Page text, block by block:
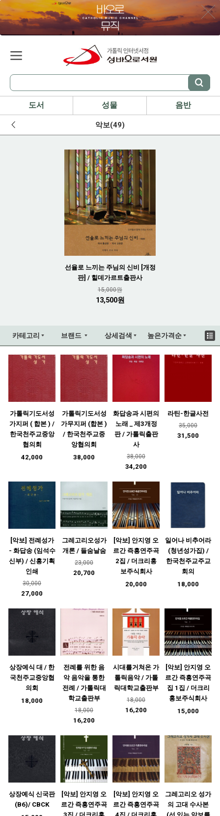
도서 성물 음반
악보(49)
선율로 느끼는 주님의 신비 [개정
판] / 힐데가르트출판사
15,000원
13,500원
카테고리 브랜드 상세검색 높은가격순
가톨릭기도서성
가지퍼 ( 합본 ) /
한국천주교중앙
협의회
42,000
가톨릭기도서성
가무지퍼 (합본 )
/ 한국천주교중
앙협의회
38,000
화답송과 시편의
노래 _ 제3개정
판 / 가톨릭출판
사
38,000
34,200
라틴-한글사전
35,000
31,500
[악보] 전례성가
- 화답송 (임석수
신부) / 신흥기획
인쇄
30,000
27,000
그레고리오성가
개론 / 들숨날숨
23,000
20,700
[악보] 안지영 오
르간 즉흥연주곡
2집 / 더크리홍
보주식회사
20,000
일어나 비추어라
(청년성가집) /
한국천주교주교
회의
18,000
상장예식 대 / 한
국천주교중앙협
의회
18,000
전례를 위한 음
악 음악을 통한
전례 / 가톨릭대
학교출판부
18,000
16,200
시대를거쳐온 가
톨릭음악 / 가톨
릭대학교출판부
18,000
16,200
[악보] 안지영 오
르간 즉흥연주곡
집 1집 / 더크리
홍보주식회사
15,000
상장예식 신국판
(B6)/ CBCK
[악보] 안지영 오
르간 즉흥연주곡
[악보] 안지영 오
르간 즉흥연주곡
그레고리오 성가
의 고대 수사본